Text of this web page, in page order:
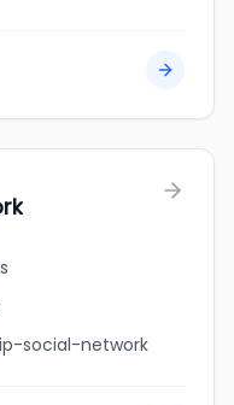
social-network